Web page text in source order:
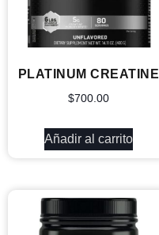
PLATINUM CREATINE
$700.00
Añadir al carrito